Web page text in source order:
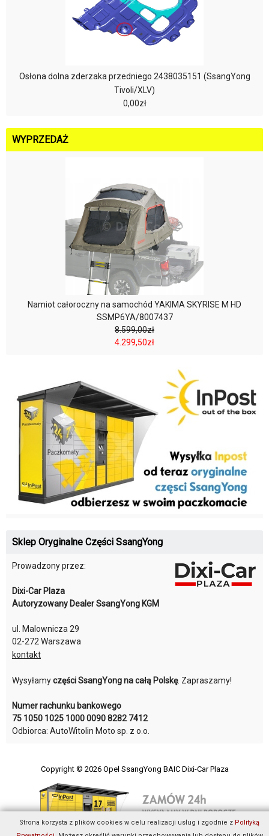
Osłona dolna zderzaka przedniego 2438035151 (SsangYong
Tivoli/XLV)
0,00zł
WYPRZEDAŻ
Namiot całoroczny na samochód YAKIMA SKYRISE M HD
SSMP6YA/8007437
8.599,00zł
4.299,50zł
Sklep Oryginalne Części SsangYong
Prowadzony przez:
Dixi-Car Plaza
Autoryzowany Dealer SsangYong KGM
ul. Malownicza 29
02-272 Warszawa
kontakt
Wysyłamyczęści SsangYong na całą Polskę. Zapraszamy!
Numer rachunku bankowego
75 1050 1025 1000 0090 8282 7412
Odbiorca: AutoWitolin Moto sp. z o.o.
Copyright © 2026 Opel SsangYong BAIC Dixi-Car Plaza
Strona korzysta z plików cookies w celu realizacji usług i zgodnie z Polityką